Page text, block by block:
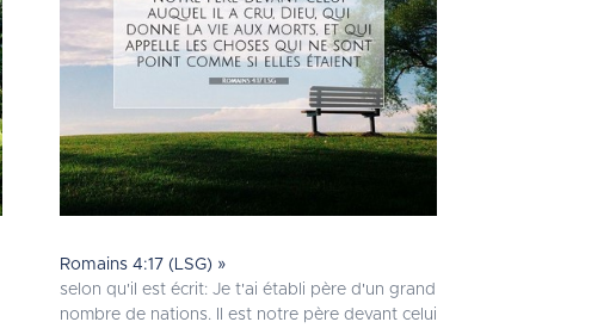
Romains 4:17 (LSG) »
selon qu'il est écrit: Je t'ai établi père d'un grand
nombre de nations. Il est notre père devant celui